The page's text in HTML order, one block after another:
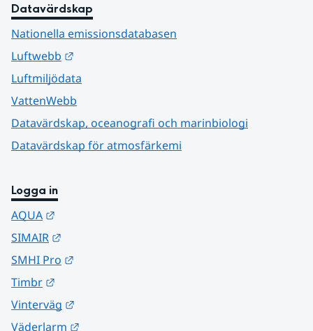
Datavärdskap
Nationella emissionsdatabasen
Luftwebb
Luftmiljödata
VattenWebb
Datavärdskap, oceanografi och marinbiologi
Datavärdskap för atmosfärkemi
Logga in
AQUA
SIMAIR
SMHI Pro
Timbr
Vinterväg
Väderlarm